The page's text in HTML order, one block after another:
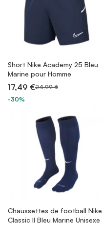
Short Nike Academy 25 Bleu
Marine pour Homme
17,49 €24,99 €
-30%
Chaussettes de football Nike
Classic II Bleu Marine Unisexe